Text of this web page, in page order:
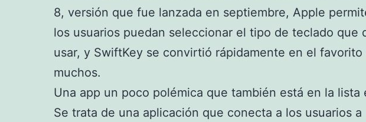
8, versión que fue lanzada en septiembre, Apple
los usuarios puedan seleccionar el tipo de teclado que
usar, y SwiftKey se convirtió rápidamente en el favorito
muchos.
Una app un poco polémica que también está en la lista
Se trata de una aplicación que conecta a los usuarios a